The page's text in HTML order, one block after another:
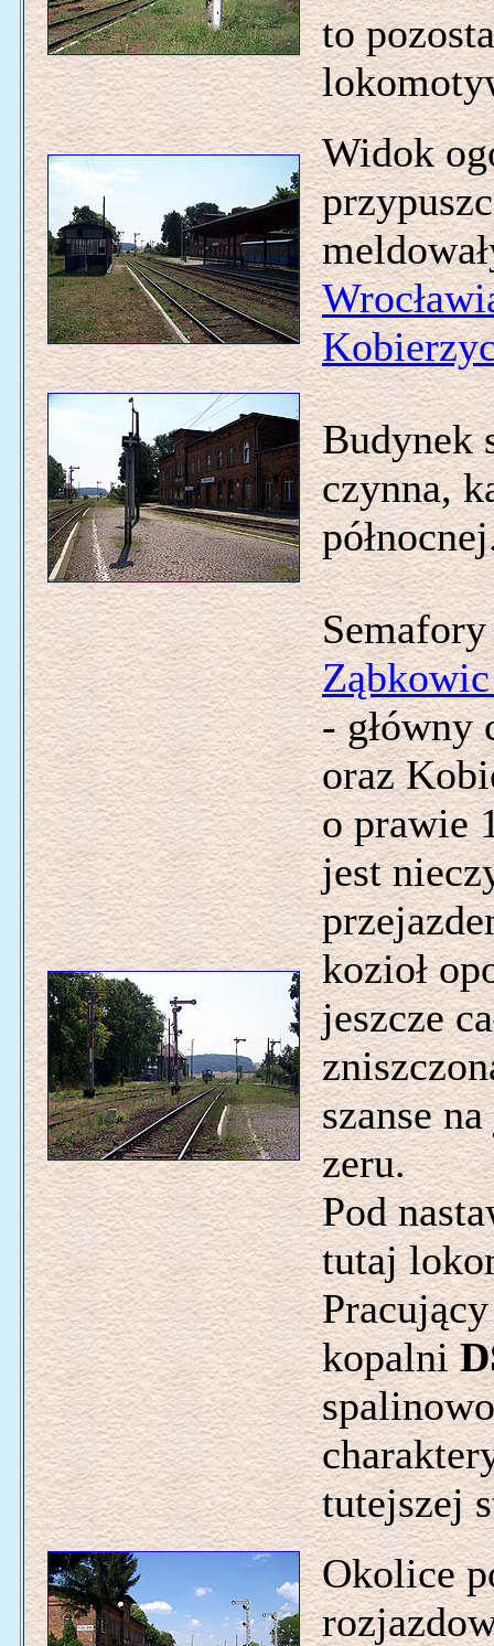
to
Widok
Budynek
czynna,
- główny
oraz
o prawie
jest
kozioł
jeszcze
szanse
zeru.
Pod
tutaj
kopalni
tutejszej
Okolice